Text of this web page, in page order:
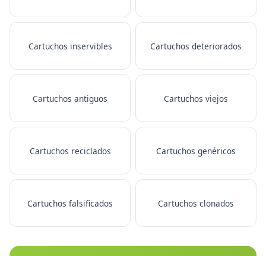
Cartuchos inservibles Cartuchos deteriorados
Cartuchos antiguos Cartuchos viejos
Cartuchos reciclados Cartuchos genéricos
Cartuchos falsificados Cartuchos clonados